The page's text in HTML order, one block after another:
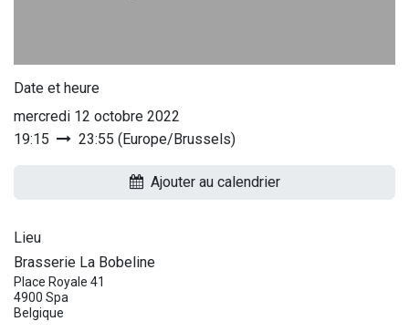
Date et heure
mercredi 12 octobre 2022
19:15
23:55 (Europe/Brussels)
Ajouter au calendrier
Lieu
Brasserie La Bobeline
Place Royale 41
4900 Spa
Belgique